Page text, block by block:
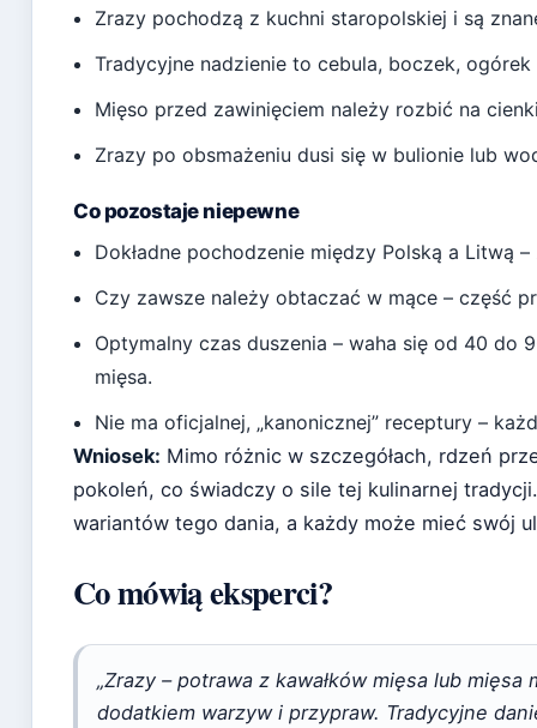
Zrazy pochodzą z kuchni staropolskiej i są
Tradycyjne nadzienie to cebula, boczek,
Mięso przed zawinięciem należy rozbić na
Zrazy po obsmażeniu dusi się w bulionie lub
Co pozostaje niepewne
Dokładne pochodzenie między Polską a Litwą
Czy zawsze należy obtaczać w mące – część
Optymalny czas duszenia – waha się od 40 do
mięsa.
Nie ma oficjalnej, „kanonicznej” receptury –
Wniosek: Mimo różnic w szczegółach, rdzeń
pokoleń, co świadczy o sile tej kulinarnej
wariantów tego dania, a każdy może mieć swój
Co mówią eksperci?
„Zrazy – potrawa z kawałków mięsa lub
dodatkiem warzyw i przypraw. Tradycyjne